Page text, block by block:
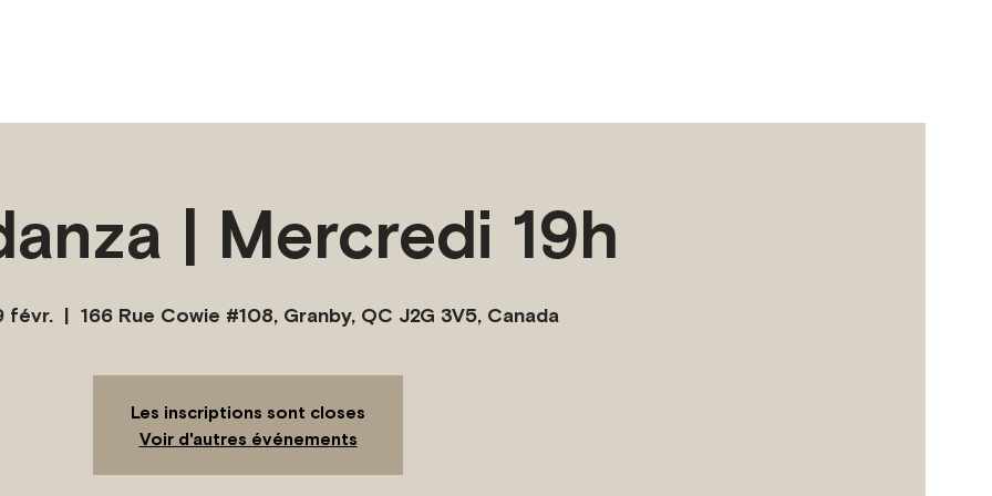
| Mercredi 19h
févr.
  |
166 Rue Cowie #108, Granby, QC J2G 3V5, Canada
Les inscriptions sont closes
Voir d'autres événements